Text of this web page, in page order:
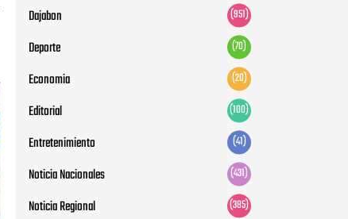
Dajabon (951)
Deporte (70)
Economia (20)
Editorial (100)
Entretenimiento (41)
Noticia Nacionales (431)
Noticia Regional (385)